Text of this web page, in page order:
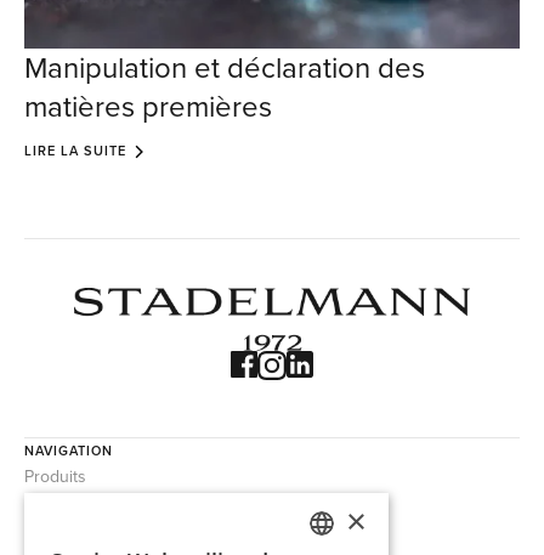
Manipulation et déclaration des
matières premières
LIRE LA SUITE
NAVIGATION
Produits
×